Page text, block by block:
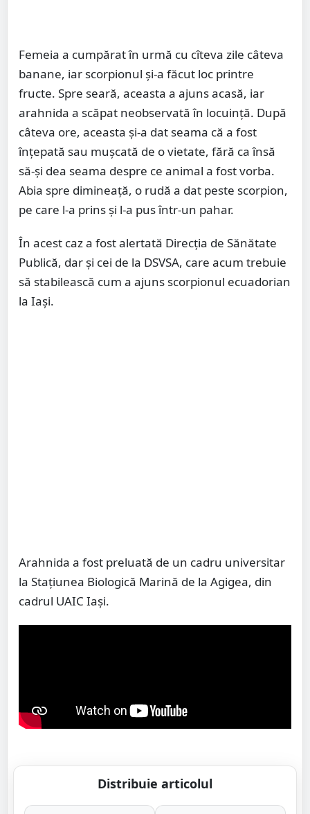
Femeia a cumpărat în urmă cu cîteva zile câteva
banane, iar scorpionul și-a făcut loc printre
fructe. Spre seară, aceasta a ajuns acasă, iar
arahnida a scăpat neobservată în locuință. După
câteva ore, aceasta și-a dat seama că a fost
înțepată sau mușcată de o vietate, fără ca însă
să-și dea seama despre ce animal a fost vorba.
Abia spre dimineață, o rudă a dat peste scorpion,
pe care l-a prins și l-a pus într-un pahar.
În acest caz a fost alertată Direcția de Sănătate
Publică, dar și cei de la DSVSA, care acum trebuie
să stabilească cum a ajuns scorpionul ecuadorian
la Iași.
Arahnida a fost preluată de un cadru universitar
la Stațiunea Biologică Marină de la Agigea, din
cadrul UAIC Iași.
Distribuie articolul